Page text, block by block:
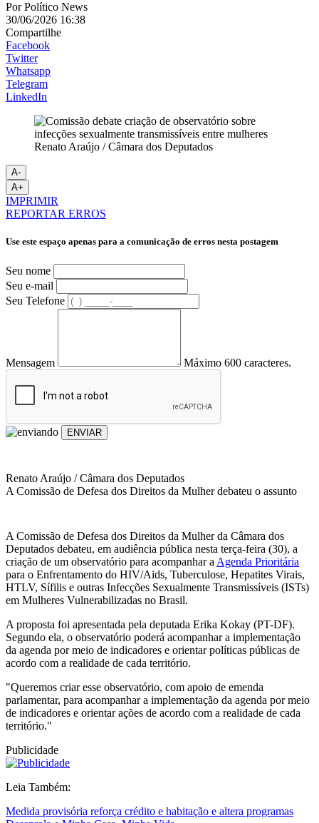
PorPolítico News
30/06/2026 16:38
Compartilhe
Facebook
Twitter
Whatsapp
Telegram
LinkedIn
Renato Araújo / Câmara dos Deputados
A-
A+
IMPRIMIR
REPORTAR ERROS
Use este espaço apenas para a comunicação de erros nesta postagem
Seu nome
Seu e-mail
Seu Telefone
Mensagem Máximo 600 caracteres.
ENVIAR
Renato Araújo / Câmara dos Deputados
A Comissão de Defesa dos Direitos da Mulher debateu o assunto
A Comissão de Defesa dos Direitos da Mulher da Câmara dos
Deputados debateu, em audiência pública nesta terça-feira (30), a
criação de um observatório para acompanhar a Agenda Prioritária
para o Enfrentamento do HIV/Aids, Tuberculose, Hepatites Virais,
HTLV, Sífilis e outras Infecções Sexualmente Transmissíveis (ISTs)
em Mulheres Vulnerabilizadas no Brasil.
A proposta foi apresentada pela deputada Erika Kokay (PT-DF).
Segundo ela, o observatório poderá acompanhar a implementação
da agenda por meio de indicadores e orientar políticas públicas de
acordo com a realidade de cada território.
"Queremos criar esse observatório, com apoio de emenda
parlamentar, para acompanhar a implementação da agenda por meio
de indicadores e orientar ações de acordo com a realidade de cada
território."
Publicidade
Leia Também:
Medida provisória reforça crédito e habitação e altera programas